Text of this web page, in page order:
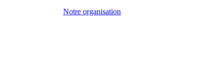
Notre organisation